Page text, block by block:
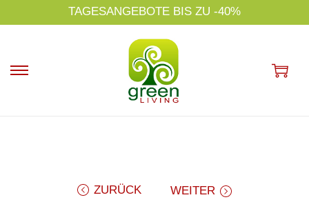
p
TAGESANGEBOTE BIS ZU -40%
ZURÜCK WEITER